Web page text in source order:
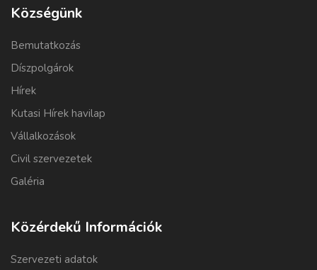
Községünk
Bemutatkozás
Díszpolgárok
Hírek
Kutasi Hírek havilap
Vállalkozások
Civil szervezetek
Galéria
Közérdekű Információk
Szervezeti adatok